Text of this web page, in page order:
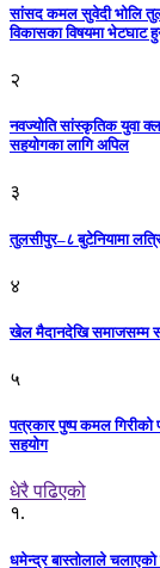
सांसद कमल सुवेदी भोलि
विकासका विषयमा भेटघाट
२
नवज्योति सांस्कृतिक युवा
सहयोगका लागि अपिल
३
तुलसीपुर–८ बुटेनियामा
४
खेल मैदानदेखि समाजसम्म
५
पत्रकार पुष्प कमल गिरीको
सहयोग
धेरै पढिएको
१.
धमेन्द्र बास्तोलाले चलाएको